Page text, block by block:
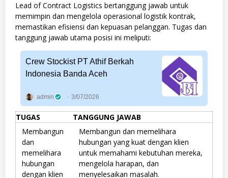
Lead of Contract Logistics bertanggung jawab untuk
memimpin dan mengelola operasional logistik kontrak,
memastikan efisiensi dan kepuasan pelanggan. Tugas dan
tanggung jawab utama posisi ini meliputi:
Crew Stockist PT Athif Berkah
Indonesia Banda Aceh
admin 3/07/2026
TUGAS
TANGGUNG JAWAB
Membangun
dan
memelihara
hubungan
dengan klien
Membangun dan memelihara
hubungan yang kuat dengan klien
untuk memahami kebutuhan mereka,
mengelola harapan, dan
menyelesaikan masalah.